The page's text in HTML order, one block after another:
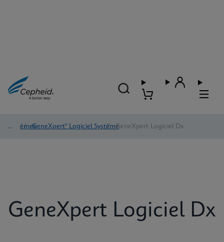
Systèmes
/ GeneXpert® Logiciel Système
/ GeneXpert Logiciel Dx
GeneXpert Logiciel Dx